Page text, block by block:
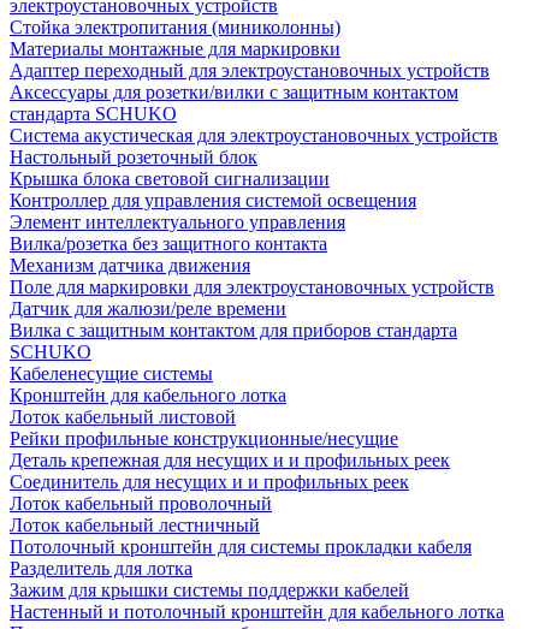
электроустановочных устройств
Стойка электропитания (миниколонны)
Материалы монтажные для маркировки
Адаптер переходный для электроустановочных устройств
Аксессуары для розетки/вилки с защитным контактом
стандарта SCHUKO
Система акустическая для электроустановочных устройств
Настольный розеточный блок
Крышка блока световой сигнализации
Контроллер для управления системой освещения
Элемент интеллектуального управления
Вилка/розетка без защитного контакта
Механизм датчика движения
Поле для маркировки для электроустановочных устройств
Датчик для жалюзи/реле времени
Вилка с защитным контактом для приборов стандарта
SCHUKO
Кабеленесущие системы
Кронштейн для кабельного лотка
Лоток кабельный листовой
Рейки профильные конструкционные/несущие
Деталь крепежная для несущих и и профильных реек
Соединитель для несущих и и профильных реек
Лоток кабельный проволочный
Лоток кабельный лестничный
Потолочный кронштейн для системы прокладки кабеля
Разделитель для лотка
Зажим для крышки системы поддержки кабелей
Настенный и потолочный кронштейн для кабельного лотка